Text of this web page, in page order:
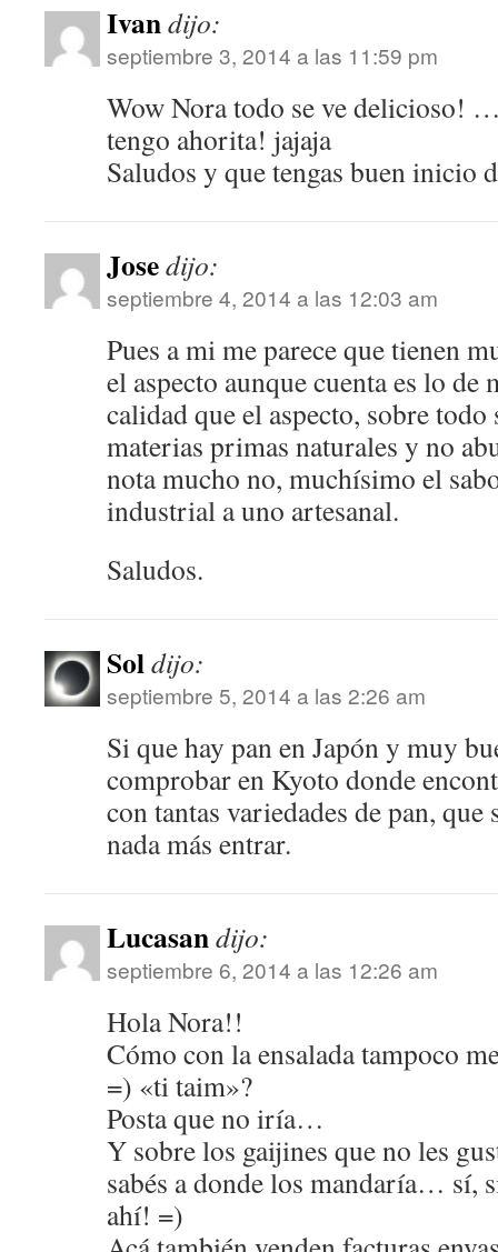
Ivandijo:
septiembre 3, 2014 a las 11:59 pm
Wow Nora todo se ve delicioso!
tengo ahorita! jajaja
Saludos y que tengas buen inicio
Josedijo:
septiembre 4, 2014 a las 12:03 am
Pues a mi me parece que tienen
el aspecto aunque cuenta es lo de
calidad que el aspecto, sobre todo
materias primas naturales y no
nota mucho no, muchísimo el
industrial a uno artesanal.
Saludos.
Soldijo:
septiembre 5, 2014 a las 2:26 am
Si que hay pan en Japón y muy
comprobar en Kyoto donde
con tantas variedades de pan, que
nada más entrar.
Lucasandijo:
septiembre 6, 2014 a las 12:26 am
Hola Nora!!
Cómo con la ensalada tampoco
=) «ti taim»?
Posta que no iría…
Y sobre los gaijines que no les
sabés a donde los mandaría… sí,
ahí! =)